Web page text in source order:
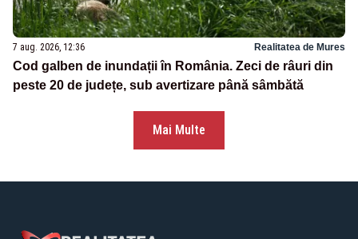
7 aug. 2026, 12:36 Realitatea de Mures
Cod galben de inundații în România. Zeci de râuri din
peste 20 de județe, sub avertizare până sâmbătă
Mai Multe